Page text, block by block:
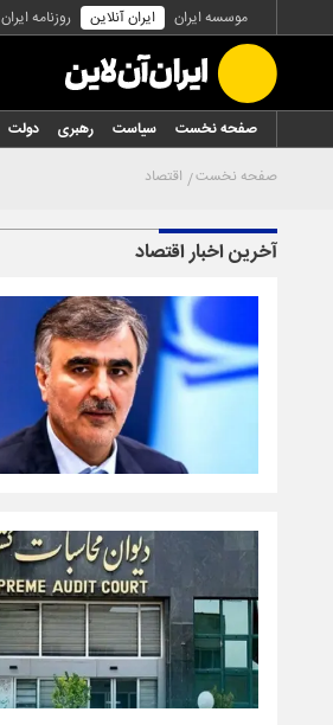
موسسه ایران ایران آنلاین روزنامه ایران
صفحه نخست سیاست رهبری دولت
صفحه نخست اقتصاد
آخرین اخبار اقتصاد